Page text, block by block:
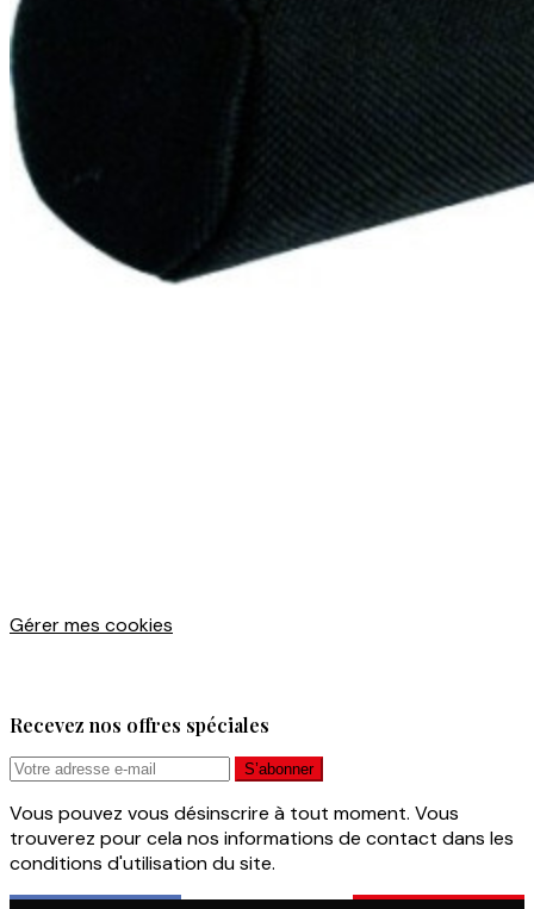
Gérer mes cookies
Recevez nos offres spéciales
Vous pouvez vous désinscrire à tout moment. Vous
trouverez pour cela nos informations de contact dans les
conditions d'utilisation du site.